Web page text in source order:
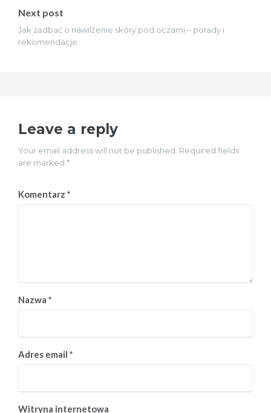
Next post
Jak zadbać o nawilżenie skóry pod oczami – porady i
rekomendacje
Leave a reply
Your email address will not be published. Required fields
are marked *
Komentarz *
Nazwa *
Adres email *
Witryna internetowa